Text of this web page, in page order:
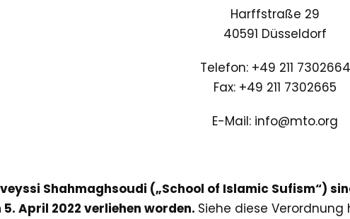
Harffstraße 29
40591 Düsseldorf
Telefon: +49 211 7302664
Fax: +49 211 7302665
E-Mail: info@mto.org
Shahmaghsoudi („School of Islamic Sufism“)
April 2022 verliehen worden. Siehe diese Verordnung